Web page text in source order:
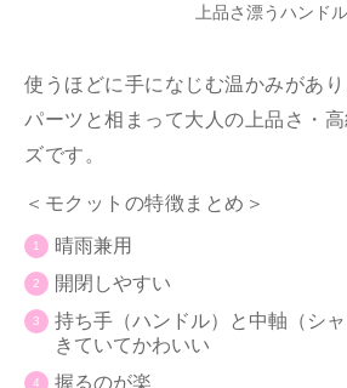
上品さ漂うハンドル
使うほどに手になじむ温かみがあ
パーツと相まって大人の上品さ・
ズです。
＜モクットの特徴まとめ＞
晴雨兼用
開閉しやすい
持ち手（ハンドル）と中軸（シ
きていてかわいい
握るのが楽